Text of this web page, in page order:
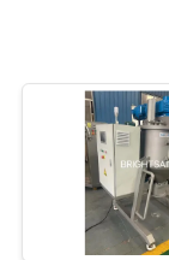
साइटमैप
PRIVACY
POLICY